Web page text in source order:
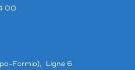
00
Formio), Ligne 6